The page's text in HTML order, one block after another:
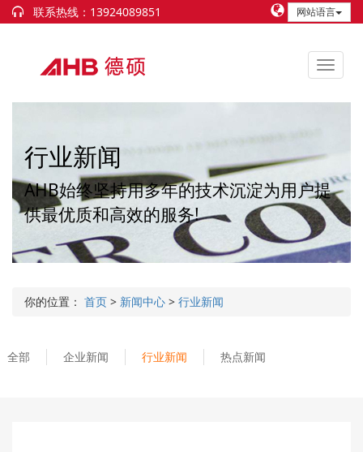
联系热线：13924089851 网站语言
行业新闻
AHB始终坚持用多年的技术沉淀为用户提
供最优质和高效的服务!
你的位置： 首页 > 新闻中心 > 行业新闻
全部 企业新闻 行业新闻 热点新闻